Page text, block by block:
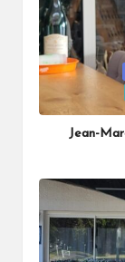
Posted
Jean-